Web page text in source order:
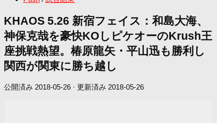
KHAOS 5.26 新宿フェイス：和島大海、
神保克哉を豪快KOしピケオーのKrush王
座挑戦熱望。椿原龍矢・平山迅も勝利し
関西が関東に勝ち越し
公開済み 2018-05-26 · 更新済み 2018-05-26